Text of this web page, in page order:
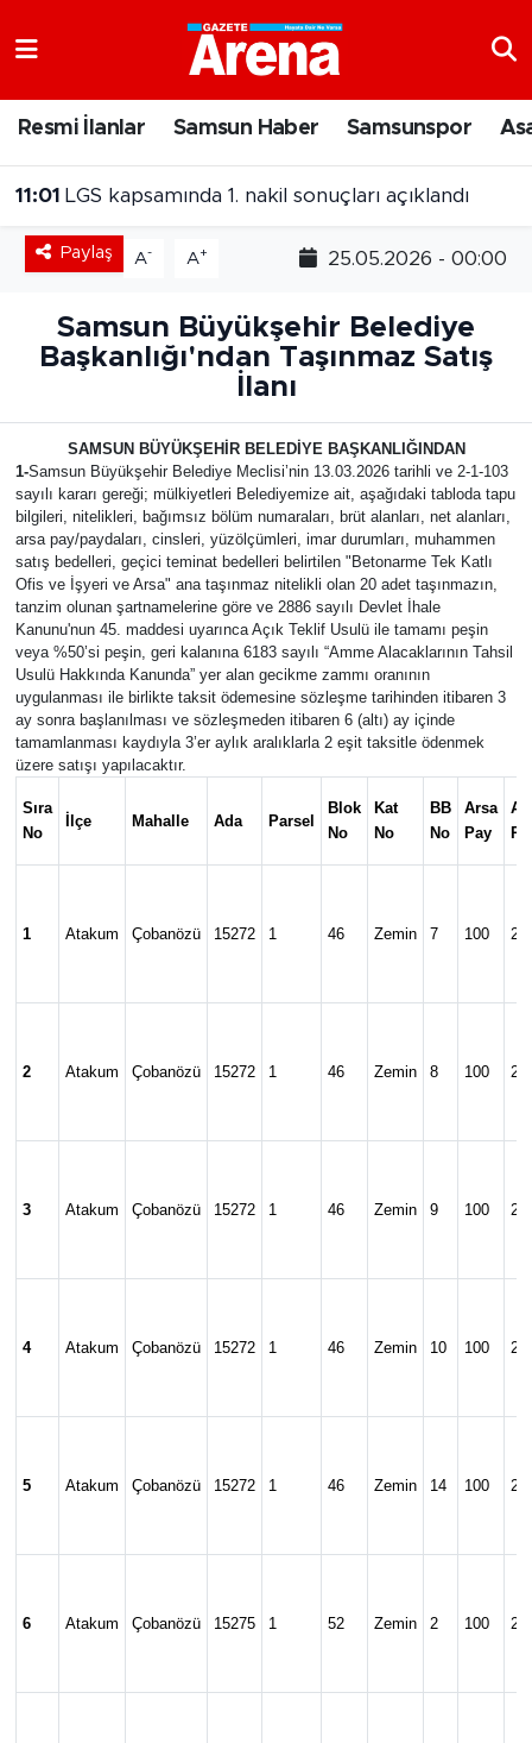
Resmi İlanlar Samsun Haber Samsunspor
11:01 LGS kapsamında 1. nakil sonuçları açıklandı
Paylaş A- A+ 25.05.2026 - 00:00
Samsun Büyükşehir Belediye
Başkanlığı'ndan Taşınmaz Satış
İlanı
SAMSUN BÜYÜKŞEHİR BELEDİYE BAŞKANLIĞINDAN
1-Samsun Büyükşehir Belediye Meclisi’nin 13.03.2026 tarihli ve 2-1-103
sayılı kararı gereği; mülkiyetleri Belediyemize ait, aşağıdaki tabloda tapu
bilgileri, nitelikleri, bağımsız bölüm numaraları, brüt alanları, net alanları,
arsa pay/paydaları, cinsleri, yüzölçümleri, imar durumları, muhammen
satış bedelleri, geçici teminat bedelleri belirtilen "Betonarme Tek Katlı
Ofis ve İşyeri ve Arsa" ana taşınmaz nitelikli olan 20 adet taşınmazın,
tanzim olunan şartnamelerine göre ve 2886 sayılı Devlet İhale
Kanunu'nun 45. maddesi uyarınca Açık Teklif Usulü ile tamamı peşin
veya %50’si peşin, geri kalanına 6183 sayılı “Amme Alacaklarının Tahsil
Usulü Hakkında Kanunda” yer alan gecikme zammı oranının
uygulanması ile birlikte taksit ödemesine sözleşme tarihinden itibaren 3
ay sonra başlanılması ve sözleşmeden itibaren 6 (altı) ay içinde
tamamlanması kaydıyla 3’er aylık aralıklarla 2 eşit taksitle ödenmek
üzere satışı yapılacaktır.
Sıra
No
İlçe Mahalle Ada Parsel
Blok
No
Kat
No
BB
No
Arsa
Pay
1 Atakum Çobanözü 15272 1 46 Zemin 7 100
2 Atakum Çobanözü 15272 1 46 Zemin 8 100
3 Atakum Çobanözü 15272 1 46 Zemin 9 100
4 Atakum Çobanözü 15272 1 46 Zemin 10 100
5 Atakum Çobanözü 15272 1 46 Zemin 14 100
6 Atakum Çobanözü 15275 1 52 Zemin 2 100
Samsun Namaz Vakitleri
Trafik Durumu
Süper Lig Puan Durumu ve Fikstür
Son Dakika Haberleri
Haber Arşivi